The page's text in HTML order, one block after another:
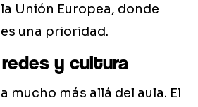
Unión Europea, donde
es una prioridad.
y cultura
mucho más allá del aula. El